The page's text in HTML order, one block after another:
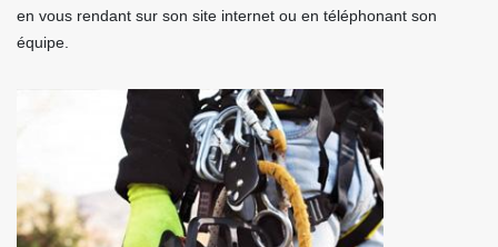
en vous rendant sur son site internet ou en téléphonant son
équipe.